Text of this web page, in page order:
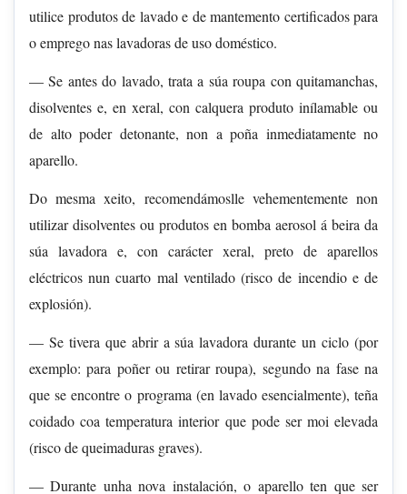
utilice produtos de lavado e de mantemento certificados para
o emprego nas lavadoras de uso doméstico.
— Se antes do lavado, trata a súa roupa con quitamanchas,
disolventes e, en xeral, con calquera produto inílamable ou
de alto poder detonante, non a poña inmediatamente no
aparello.
Do mesma xeito, recomendámoslle vehementemente non
utilizar disolventes ou produtos en bomba aerosol á beira da
súa lavadora e, con carácter xeral, preto de aparellos
eléctricos nun cuarto mal ventilado (risco de incendio e de
explosión).
— Se tivera que abrir a súa lavadora durante un ciclo (por
exemplo: para poñer ou retirar roupa), segundo na fase na
que se encontre o programa (en lavado esencialmente), teña
coidado coa temperatura interior que pode ser moi elevada
(risco de queimaduras graves).
— Durante unha nova instalación, o aparello ten que ser